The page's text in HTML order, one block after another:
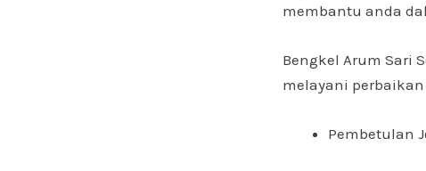
membantu anda
Bengkel Arum Sari
melayani
Pembetulan